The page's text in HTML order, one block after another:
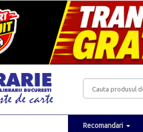
Recomandari